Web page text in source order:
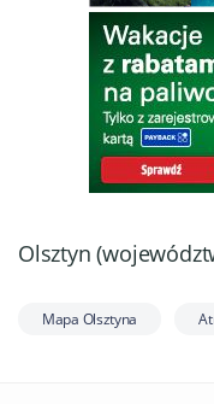
Olsztyn
Mapa Olsztyna